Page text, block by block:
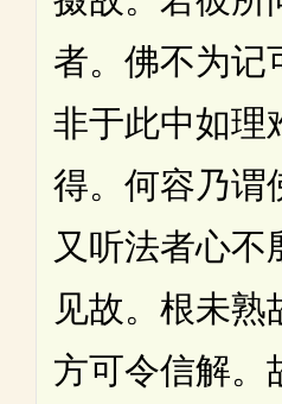
者。佛不为记
非于此中如理
得。何容乃谓
又听法者心不
见故。根未熟
方可令信解。